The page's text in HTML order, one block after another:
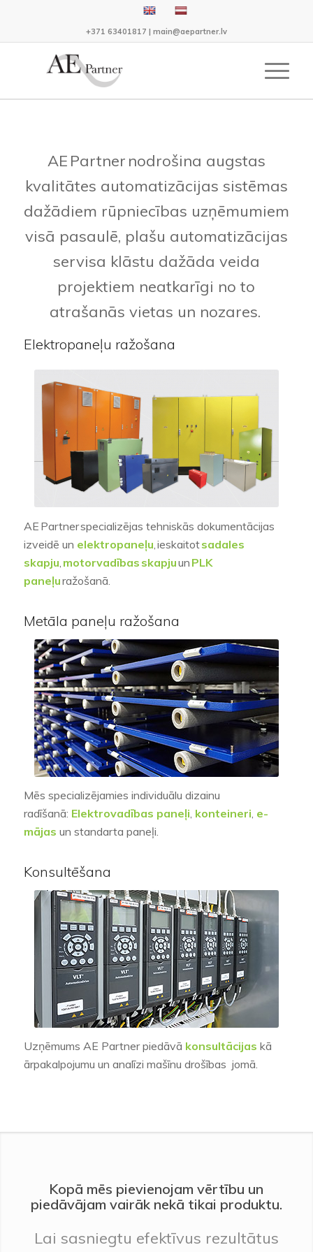
+371 63401817 | main@aepartner.lv
AE Partner nodrošina augstas
kvalitātes automatizācijas sistēmas
dažādiem rūpniecības uzņēmumiem
visā pasaulē, plašu automatizācijas
servisa klāstu dažāda veida
projektiem neatkarīgi no to
atrašanās vietas un nozares.
Elektropaneļu ražošana
AE Partnerspecializējas tehniskās dokumentācijas
izveidē un elektropaneļu ieskaitotsadales
skapju motorvadības skapjuun PLK
paneļuražošanā.
Metāla paneļu ražošana
Mēs specializējamies individuālu dizainu
radīšanā: Elektrovadības paneļi, konteineri, e-
mājas un standarta paneļi.
Konsultēšana
Uzņēmums AE Partnerpiedāvā konsultācijas kā
ārpakalpojumu un analīzi mašīnu drošības jomā.
Kopā mēs pievienojam vērtību un
piedāvājam vairāk nekā tikai produktu.
Lai sasniegtu efektīvus rezultātus